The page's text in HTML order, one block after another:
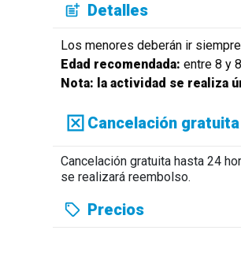
Detalles
Los menores deberán ir
Edad recomendada: entre 8 y
Nota: la actividad se realiza
Cancelación gratuita
Cancelación gratuita hasta 24
se realizará reembolso.
Precios